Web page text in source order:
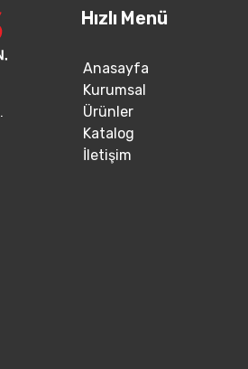
Hızlı Menü
Anasayfa
Kurumsal
Ürünler
Katalog
İletişim